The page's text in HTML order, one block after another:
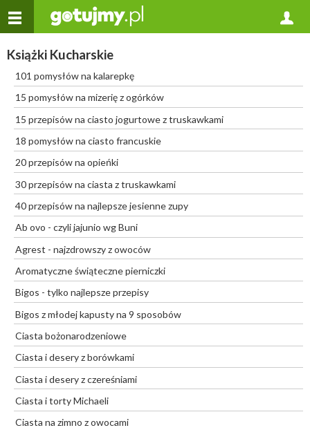
Książki Kucharskie
101 pomysłów na kalarepkę
15 pomysłów na mizerię z ogórków
15 przepisów na ciasto jogurtowe z truskawkami
18 pomysłów na ciasto francuskie
20 przepisów na opieńki
30 przepisów na ciasta z truskawkami
40 przepisów na najlepsze jesienne zupy
Ab ovo - czyli jajunio wg Buni
Agrest - najzdrowszy z owoców
Aromatyczne świąteczne pierniczki
Bigos - tylko najlepsze przepisy
Bigos z młodej kapusty na 9 sposobów
Ciasta bożonarodzeniowe
Ciasta i desery z borówkami
Ciasta i desery z czereśniami
Ciasta i torty Michaeli
Ciasta na zimno z owocami